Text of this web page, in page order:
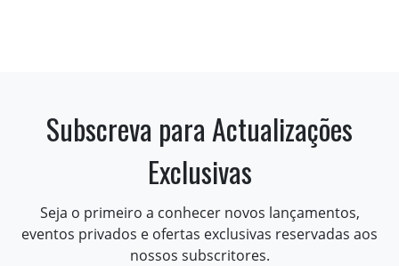
Subscreva para Actualizações
Exclusivas
Seja o primeiro a conhecer novos lançamentos,
eventos privados e ofertas exclusivas reservadas aos
nossos subscritores.